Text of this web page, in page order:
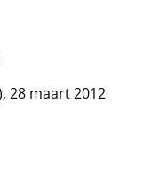
28 maart 2012